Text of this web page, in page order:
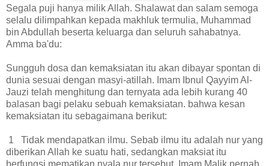
Segala puji hanya milik Allah. Shalawat dan salam semoga
selalu dilimpahkan kepada makhluk termulia, Muhammad
bin Abdullah beserta keluarga dan seluruh sahabatnya.
Amma ba'du:
Sungguh dosa dan kemaksiatan itu akan dibayar spontan di
dunia sesuai dengan masyi-atillah. Imam Ibnul Qayyim Al-
Jauzi telah menghitung dan ternyata ada lebih kurang 40
balasan bagi pelaku sebuah kemaksiatan. bahwa kesan
kemaksiatan itu sebagaimana berikut:
1 Tidak mendapatkan ilmu. Sebab ilmu itu adalah nur yang
diberikan Allah ke suatu hati, sedangkan maksiat itu
berfungsi mematikan nyala nur tersebut. Imam Malik pernah